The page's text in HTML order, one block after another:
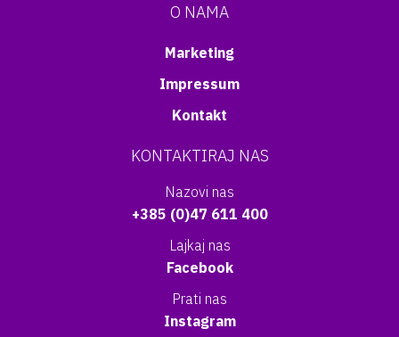
O NAMA
Marketing
Impressum
Kontakt
KONTAKTIRAJ NAS
Nazovi nas
+385 (0)47 611 400
Lajkaj nas
Facebook
Prati nas
Instagram